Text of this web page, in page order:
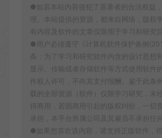
●如若本站内容侵犯了原著者的合法权益
理。本站提供的资源，都来自网络，版权
有内容及软件的文章仅限用于学习和研究目
●用户必须遵守《计算机软件保护条例
条：为了学习和研究软件内含的设计思想
显示、传输或者存储软件等方式使用软件
作权人许可，不向其支付报酬。鉴于此条
载的全部资源（软件）仅限学习研究，未
得商用，若因商用引起的版权纠纷，一切
承担，本平台所属公司及其雇员不承担任
●如果您喜欢该内容，请支持正版软件，